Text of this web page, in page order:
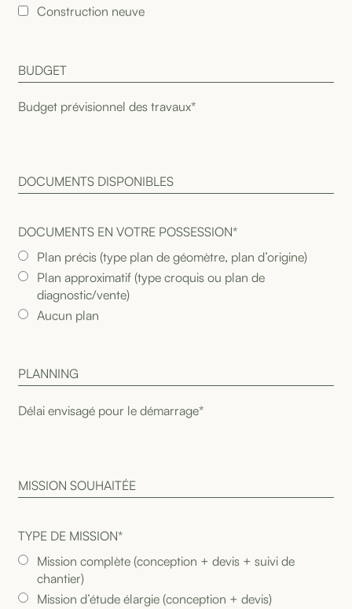
Construction neuve
BUDGET
DOCUMENTS DISPONIBLES
DOCUMENTS EN VOTRE POSSESSION*
Plan précis (type plan de géomètre, plan d’origine)
Plan approximatif (type croquis ou plan de
diagnostic/vente)
Aucun plan
PLANNING
MISSION SOUHAITÉE
TYPE DE MISSION*
Mission complète (conception + devis + suivi de
chantier)
Mission d’étude élargie (conception + devis)